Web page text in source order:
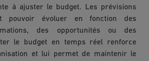
à ajuster le budget. Les prévisions
pouvoir évoluer en fonction des
des opportunités ou des
le budget en temps réel renforce
et lui permet de maintenir le